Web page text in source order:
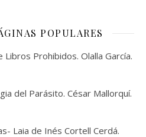
POPULARES
Libros Prohibidos. Olalla García.
del Parásito. César Mallorquí.
Laia de Inés Cortell Cerdá.